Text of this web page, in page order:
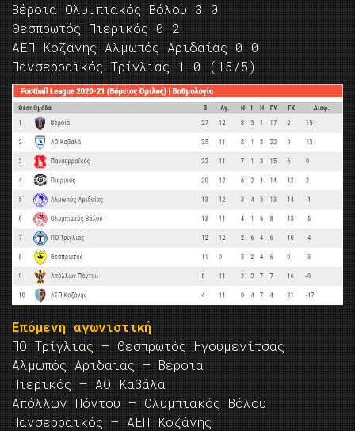
Βέροια-Ολυμπιακός Βόλου 3-0
Θεσπρωτός-Πιερικός 0-2
ΑΕΠ Κοζάνης-Αλμωπός Αριδαίας 0-0
Πανσερραϊκός-Τρίγλιας 1-0 (15/5)
Επόμενη αγωνιστική
ΠΟ Τρίγλιας — Θεσπρωτός Ηγουμενίτσας
Αλμωπός Αριδαίας — Βέροια
Πιερικός — ΑΟ Καβάλα
Απόλλων Πόντου — Ολυμπιακός Βόλου
Πανσερραϊκός — ΑΕΠ Κοζάνης